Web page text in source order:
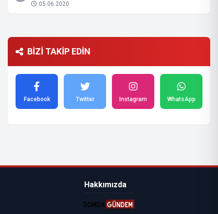
05.06.2020
BİZİ TAKİP EDİN
Facebook Twitter Instagram WhatsApp
Hakkımızda